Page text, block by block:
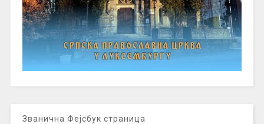
Званична Фејсбук страница